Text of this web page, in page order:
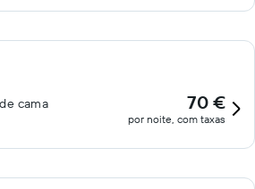
cama
70 €
por noite, com taxas